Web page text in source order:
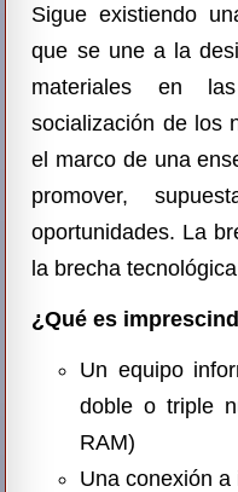
Sigue existiendo
que se une a la
materiales en
socialización de los
el marco de una
promover,
oportunidades. La
la brecha tecnológica
¿Qué es
Un equipo
doble o triple
RAM)
Una conexión a